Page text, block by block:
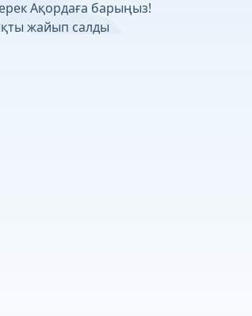
Ақордаға барыңыз!
жайып салды